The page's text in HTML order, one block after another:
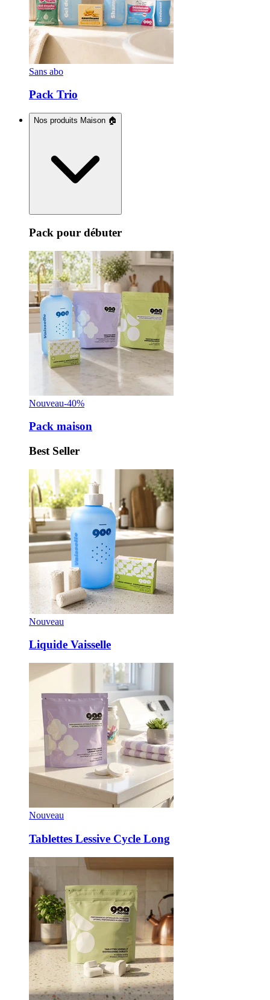
Sans abo
Pack Trio
Nos produits Maison 🏠
Pack pour débuter
Nouveau-40%
Pack maison
Best Seller
Nouveau
Liquide Vaisselle
Nouveau
Tablettes Lessive Cycle Long